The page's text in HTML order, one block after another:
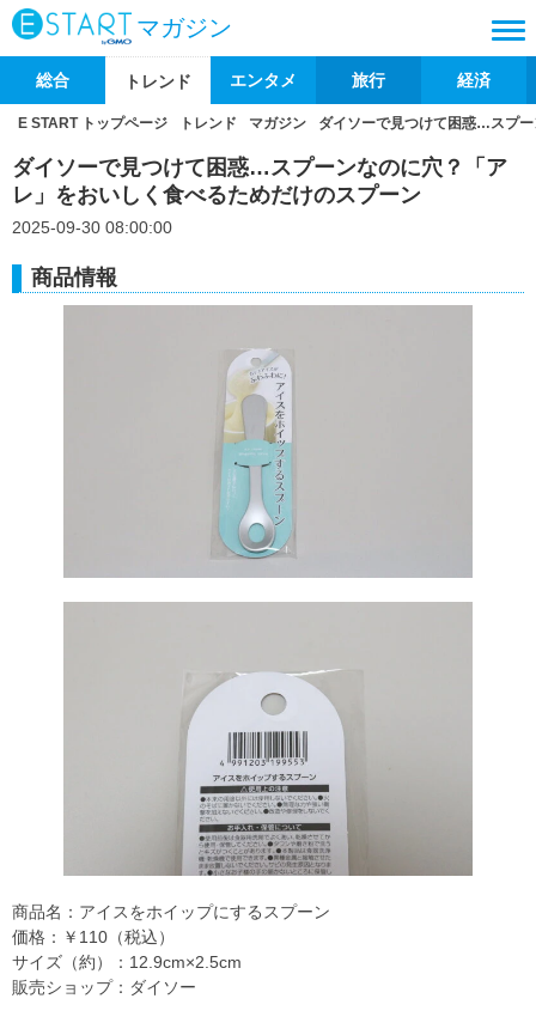
マガジン
総合 トレンド エンタメ 旅行 経済
E START トップページ トレンド マガジン ダイソーで見つけて困惑…スプ
ダイソーで見つけて困惑…スプーンなのに穴？「ア
レ」をおいしく食べるためだけのスプーン
2025-09-30 08:00:00
商品情報
商品名：アイスをホイップにするスプーン
価格：￥110（税込）
サイズ（約）：12.9cm×2.5cm
販売ショップ：ダイソー